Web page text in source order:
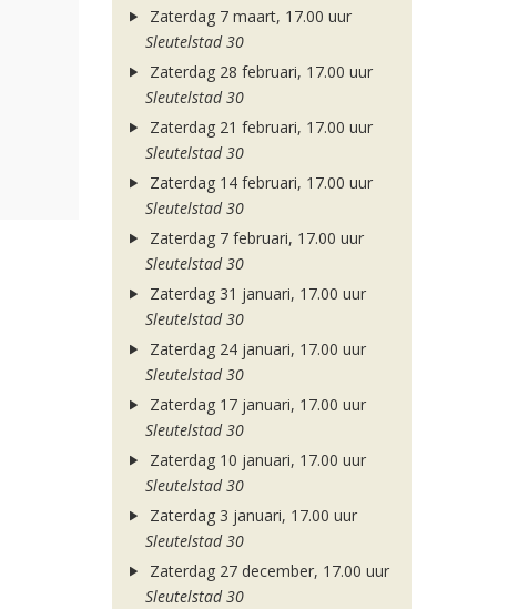
Zaterdag 7 maart, 17.00 uur
Sleutelstad 30
Zaterdag 28 februari, 17.00 uur
Sleutelstad 30
Zaterdag 21 februari, 17.00 uur
Sleutelstad 30
Zaterdag 14 februari, 17.00 uur
Sleutelstad 30
Zaterdag 7 februari, 17.00 uur
Sleutelstad 30
Zaterdag 31 januari, 17.00 uur
Sleutelstad 30
Zaterdag 24 januari, 17.00 uur
Sleutelstad 30
Zaterdag 17 januari, 17.00 uur
Sleutelstad 30
Zaterdag 10 januari, 17.00 uur
Sleutelstad 30
Zaterdag 3 januari, 17.00 uur
Sleutelstad 30
Zaterdag 27 december, 17.00 uur
Sleutelstad 30